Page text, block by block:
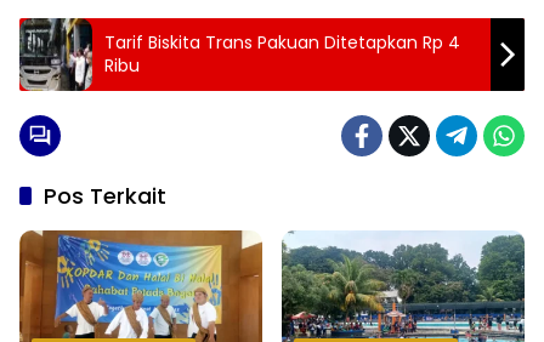
Tarif Biskita Trans Pakuan Ditetapkan Rp 4
Ribu
Pos Terkait